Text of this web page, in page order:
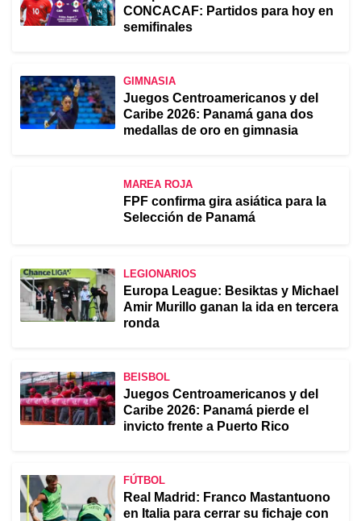
CONCACAF: Partidos para hoy en
semifinales
GIMNASIA
Juegos Centroamericanos y del
Caribe 2026: Panamá gana dos
medallas de oro en gimnasia
MAREA ROJA
FPF confirma gira asiática para la
Selección de Panamá
LEGIONARIOS
Europa League: Besiktas y Michael
Amir Murillo ganan la ida en tercera
ronda
BEISBOL
Juegos Centroamericanos y del
Caribe 2026: Panamá pierde el
invicto frente a Puerto Rico
FÚTBOL
Real Madrid: Franco Mastantuono
en Italia para cerrar su fichaje con